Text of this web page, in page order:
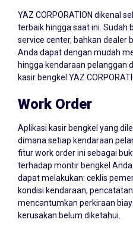
YAZ CORPORATION dikenal
terbaik hingga saat ini. Sudah
service center, bahkan dealer
Anda dapat dengan mudah
hingga kendaraan pelanggan
kasir bengkel YAZ
Work Order
Aplikasi kasir bengkel yang
dimana setiap kendaraan
fitur work order ini sebagai
terhadap montir bengkel
dapat melakukan: ceklis
kondisi kendaraan,
mencantumkan perkiraan
kerusakan belum diketahui.